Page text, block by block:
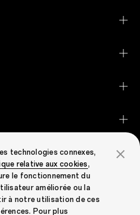
technologies connexes,
relative aux cookies,
le fonctionnement du
améliorée ou la
à notre utilisation de ces
Pour plus